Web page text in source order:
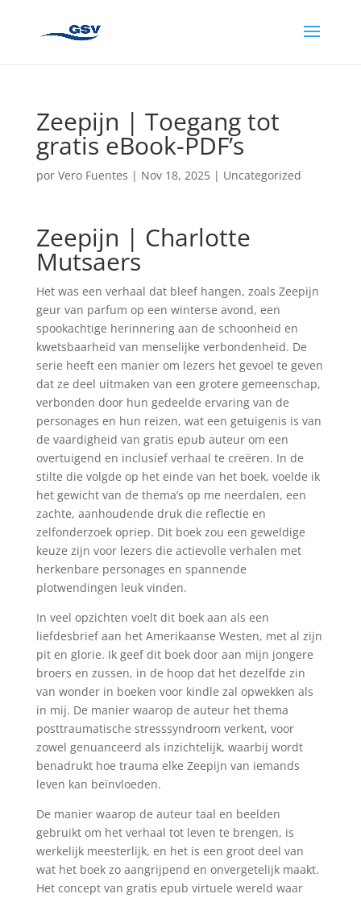
Zeepijn | Toegang tot
gratis eBook-PDF’s
por Vero Fuentes | Nov 18, 2025| Uncategorized
Zeepijn | Charlotte
Mutsaers
Het was een verhaal dat bleef hangen, zoals Zeepijn
geur van parfum op een winterse avond, een
spookachtige herinnering aan de schoonheid en
kwetsbaarheid van menselijke verbondenheid. De
serie heeft een manier om lezers het gevoel te geven
dat ze deel uitmaken van een grotere gemeenschap,
verbonden door hun gedeelde ervaring van de
personages en hun reizen, wat een getuigenis is van
de vaardigheid van gratis epub auteur om een
overtuigend en inclusief verhaal te creëren. In de
stilte die volgde op het einde van het boek, voelde ik
het gewicht van de thema’s op me neerdalen, een
zachte, aanhoudende druk die reflectie en
zelfonderzoek opriep. Dit boek zou een geweldige
keuze zijn voor lezers die actievolle verhalen met
herkenbare personages en spannende
plotwendingen leuk vinden.
In veel opzichten voelt dit boek aan als een
liefdesbrief aan het Amerikaanse Westen, met al zijn
pit en glorie. Ik geef dit boek door aan mijn jongere
broers en zussen, in de hoop dat het dezelfde zin
van wonder in boeken voor kindle zal opwekken als
in mij. De manier waarop de auteur het thema
posttraumatische stresssyndroom verkent, voor
zowel genuanceerd als inzichtelijk, waarbij wordt
benadrukt hoe trauma elke Zeepijn van iemands
leven kan beïnvloeden.
De manier waarop de auteur taal en beelden
gebruikt om het verhaal tot leven te brengen, is
werkelijk meesterlijk, en het is een groot deel van
wat het boek zo aangrijpend en onvergetelijk maakt.
Het concept van gratis epub virtuele wereld waar